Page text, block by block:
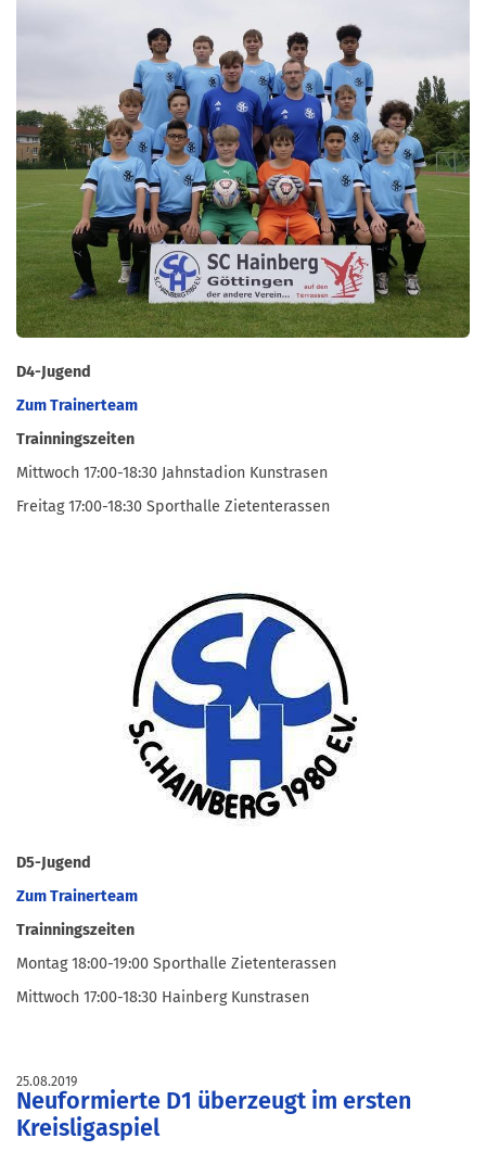
D4-Jugend
Zum Trainerteam
Trainningszeiten
Mittwoch 17:00-18:30 Jahnstadion Kunstrasen
Freitag 17:00-18:30 Sporthalle Zietenterassen
D5-Jugend
Zum Trainerteam
Trainningszeiten
Montag 18:00-19:00 Sporthalle Zietenterassen
Mittwoch 17:00-18:30 Hainberg Kunstrasen
25.08.2019
Neuformierte D1 überzeugt im ersten
Kreisligaspiel